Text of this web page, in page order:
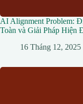
AI Alignment Problem:
Toàn và Giải Pháp Hiện
16 Tháng 12, 2025